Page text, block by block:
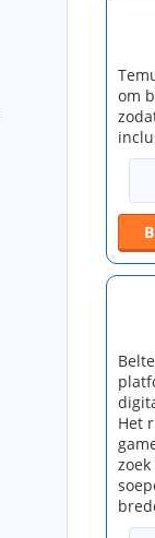
om
Het